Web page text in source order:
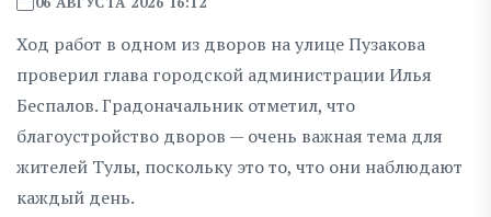
Ход работ в одном из дворов на улице Пузакова
проверил глава городской администрации Илья
Беспалов. Градоначальник отметил, что
благоустройство дворов — очень важная тема для
жителей Тулы, поскольку это то, что они наблюдают
каждый день.